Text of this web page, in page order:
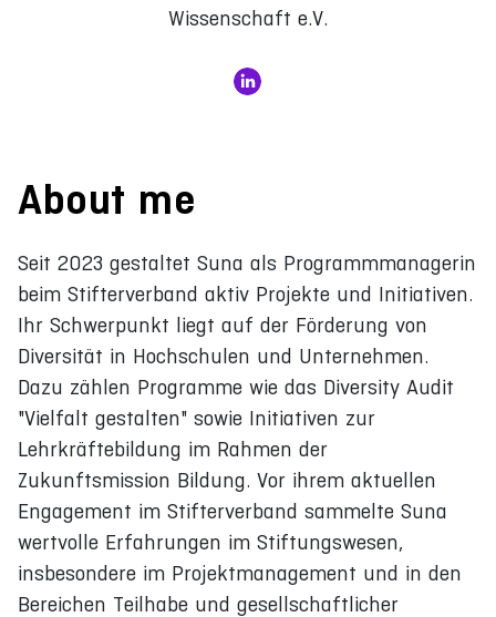
Wissenschaft e.V.
About me
Seit 2023 gestaltet Suna als Programmmanagerin
beim Stifterverband aktiv Projekte und Initiativen.
Ihr Schwerpunkt liegt auf der Förderung von
Diversität in Hochschulen und Unternehmen.
Dazu zählen Programme wie das Diversity Audit
"Vielfalt gestalten" sowie Initiativen zur
Lehrkräftebildung im Rahmen der
Zukunftsmission Bildung. Vor ihrem aktuellen
Engagement im Stifterverband sammelte Suna
wertvolle Erfahrungen im Stiftungswesen,
insbesondere im Projektmanagement und in den
Bereichen Teilhabe und gesellschaftlicher